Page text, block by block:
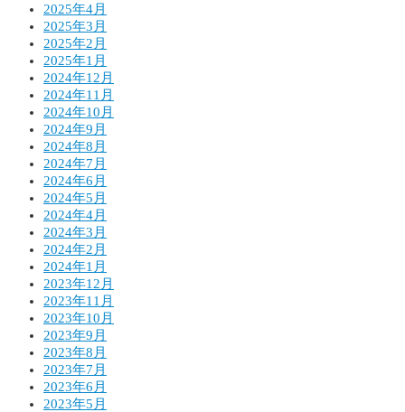
2025年4月
2025年3月
2025年2月
2025年1月
2024年12月
2024年11月
2024年10月
2024年9月
2024年8月
2024年7月
2024年6月
2024年5月
2024年4月
2024年3月
2024年2月
2024年1月
2023年12月
2023年11月
2023年10月
2023年9月
2023年8月
2023年7月
2023年6月
2023年5月